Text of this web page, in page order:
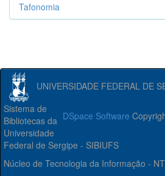
Tafonomia
UNIVERSIDADE FEDERAL DE
DSpace Software
Sistema de
Bibliotecas da
Universidade
Federal de Sergipe - SIBIUFS
Núcleo de Tecnologia da Informação -